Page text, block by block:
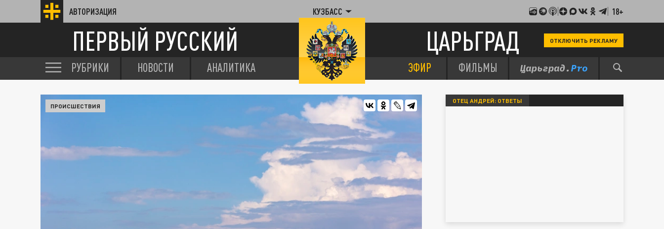
АВТОРИЗАЦИЯ КУЗБАСС 18+
ПЕРВЫЙ РУССКИЙ ЦАРЬГРАД ОТКЛЮЧИТЬ РЕКЛАМУ
РУБРИКИ НОВОСТИ АНАЛИТИКА ЭФИР ФИЛЬМЫ
ПРОИСШЕСТВИЯ
ОТЕЦ АНДРЕЙ: ОТВЕТЫ